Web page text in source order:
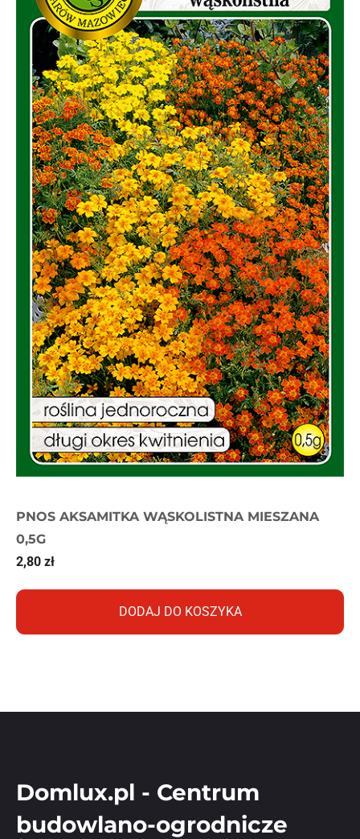
PNOS AKSAMITKA WĄSKOLISTNA MIESZANA
0,5G
2,80 zł
DODAJ DO KOSZYKA
Domlux.pl - Centrum
budowlano-ogrodnicze